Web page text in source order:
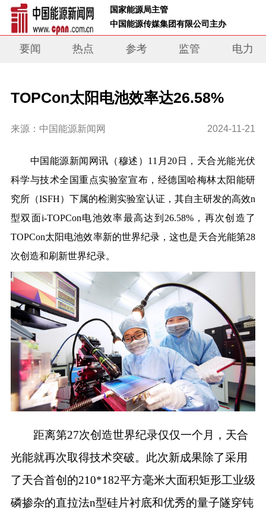
国家能源局主管
中国能源传媒集团有限公司主办
要闻 热点 参考 监管 电力
TOPCon太阳电池效率达26.58%
来源：中国能源新闻网 2024-11-21
中国能源新闻网讯 （穆述） 11月20日，天合光能光伏
科学与技术全国重点实验室宣布，经德国哈梅林太阳能研
究所（ISFH）下属的检测实验室认证，其自主研发的高效n
型双面i-TOPCon电池效率最高达到26.58%，再次创造了
TOPCon太阳电池效率新的世界纪录，这也是天合光能第28
次创造和刷新世界纪录。
距离第27次创造世界纪录仅仅一个月，天合
光能就再次取得技术突破。此次新成果除了采用
了天合首创的210*182平方毫米大面积矩形工业级
磷掺杂的直拉法n型硅片衬底和优秀的量子隧穿钝